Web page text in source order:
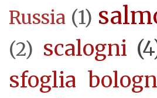
Russia (1)
(2) scalogni
sfoglia